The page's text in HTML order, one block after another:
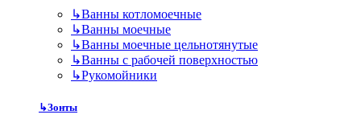
↳Ванны котломоечные
↳Ванны моечные
↳Ванны моечные цельнотянутые
↳Ванны с рабочей поверхностью
↳Рукомойники
↳Зонты